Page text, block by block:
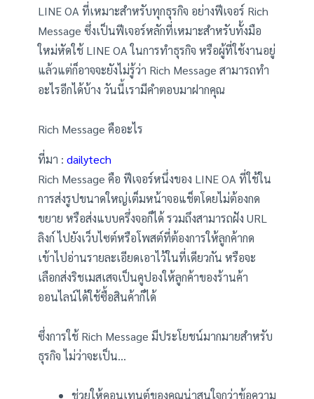
LINE OA ที่เหมาะสำหรับทุกธุรกิจ อย่างฟีเจอร์ Rich
Message ซึ่งเป็นฟีเจอร์หลักที่เหมาะสำหรับทั้งมือ
ใหม่หัดใช้ LINE OA ในการทำธุรกิจ หรือผู้ที่ใช้งานอยู่
แล้วแต่ก็อาจจะยังไม่รู้ว่า Rich Message สามารถทำ
อะไรอีกได้บ้าง วันนี้เรามีคำตอบมาฝากคุณ
Rich Message คืออะไร
ที่มา : dailytech
Rich Message คือ ฟีเจอร์หนึ่งของ LINE OA ที่ใช้ใน
การส่งรูปขนาดใหญ่เต็มหน้าจอแช็ตโดยไม่ต้องกด
ขยาย หรือส่งแบบครึ่งจอก็ได้ รวมถึงสามารถฝัง URL
ลิงก์ ไปยังเว็บไซต์หรือโพสต์ที่ต้องการให้ลูกค้ากด
เข้าไปอ่านรายละเอียดเอาไว้ในที่เดียวกัน หรือจะ
เลือกส่งริชเมสเสจเป็นคูปองให้ลูกค้าของร้านค้า
ออนไลน์ได้ใช้ซื้อสินค้าก็ได้
ซึ่งการใช้ Rich Message มีประโยชน์มากมายสำหรับ
ธุรกิจ ไม่ว่าจะเป็น…
ช่วยให้คอนเทนต์ของคุณน่าสนใจกว่าข้อความ